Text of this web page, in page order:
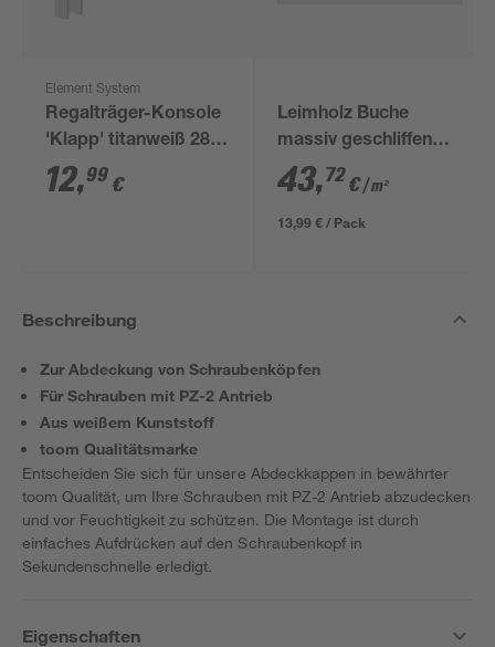
Element System
Regalträger-Konsole
'Klapp' titanweiß 28
cm
12,99 €
Leimholz Buche
massiv geschliffen
800 x 400 x 18 mm
43,72€/ m²
13,99 € / Pack
Beschreibung
Zur Abdeckung von Schraubenköpfen
Für Schrauben mit PZ-2 Antrieb
Aus weißem Kunststoff
toom Qualitätsmarke
Entscheiden Sie sich für unsere Abdeckkappen in bewährter
toom Qualität, um Ihre Schrauben mit PZ-2 Antrieb abzudecken
und vor Feuchtigkeit zu schützen. Die Montage ist durch
einfaches Aufdrücken auf den Schraubenkopf in
Sekundenschnelle erledigt.
Eigenschaften